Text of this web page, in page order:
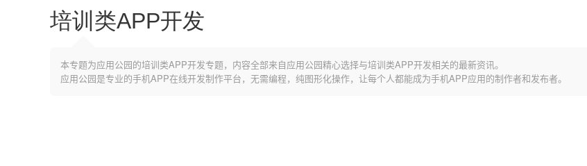
培训类APP开发
本专题为应用公园的培训类APP开发专题，内容全部来自应用公园精心选择与培训类APP开发相关的最新资讯。
应用公园是专业的手机APP在线开发制作平台，无需编程，纯图形化操作，让每个人都能成为手机APP应用的制作者和发布者。